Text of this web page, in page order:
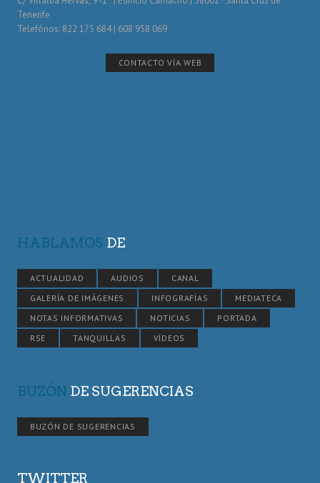
Tenerife
Telefónos: 822 175 684 | 608 958 069
CONTACTO VÍA WEB
HABLAMOS DE
ACTUALIDAD AUDIOS
CANAL
GALERÍA DE IMÁGENES
INFOGRAFÍAS
MEDIATECA
NOTAS INFORMATIVAS
NOTICIAS
PORTADA
RSE
TANQUILLAS VÍDEOS
BUZÓN DE SUGERENCIAS
BUZÓN DE SUGERENCIAS
TWITTER